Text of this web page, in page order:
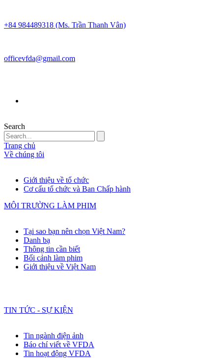
+84 984489318 (Ms. Trần Thanh Vân)
officevfda@gmail.com
Search
Trang chủ
Về chúng tôi
Giới thiệu về tổ chức
Cơ cấu tổ chức và Ban Chấp hành
MÔI TRƯỜNG LÀM PHIM
Tại sao bạn nên chọn Việt Nam?
Danh bạ
Thông tin cần biết
Bối cảnh làm phim
Giới thiệu về Việt Nam
TIN TỨC - SỰ KIỆN
Tin ngành điện ảnh
Báo chí viết về VFDA
Tin hoạt động VFDA